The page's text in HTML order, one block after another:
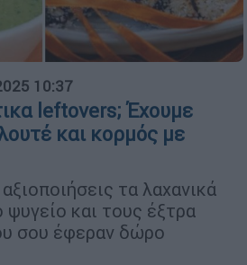
10:37
leftovers; Έχουμε
και κορμός με
τα λαχανικά
ψυγείο και τους έξτρα
σου έφεραν δώρο